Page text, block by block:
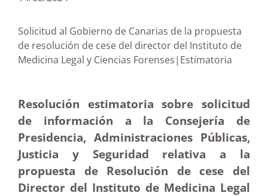
Solicitud al Gobierno de Canarias de la propuesta
de resolución de cese del director del Instituto de
Medicina Legal y Ciencias Forenses|Estimatoria
Resolución estimatoria sobre solicitud
de información a la Consejería de
Presidencia, Administraciones Públicas,
Justicia y Seguridad relativa a la
propuesta de Resolución de cese del
Director del Instituto de Medicina Legal